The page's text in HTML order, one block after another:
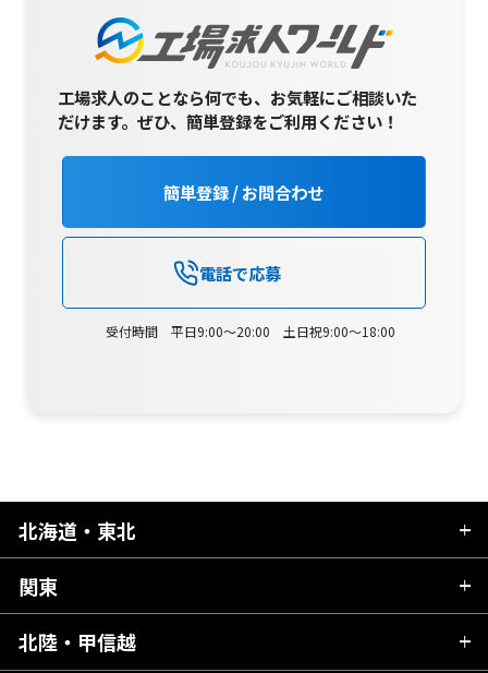
工場求人のことなら何でも、お気軽にご相談いた
だけます。ぜひ、簡単登録をご利用ください！
簡単登録 / お問合わせ
電話で応募
受付時間 平日9:00～20:00 土日祝9:00～18:00
北海道・東北
北海道
青森県
関東
茨城県
北陸・甲信越